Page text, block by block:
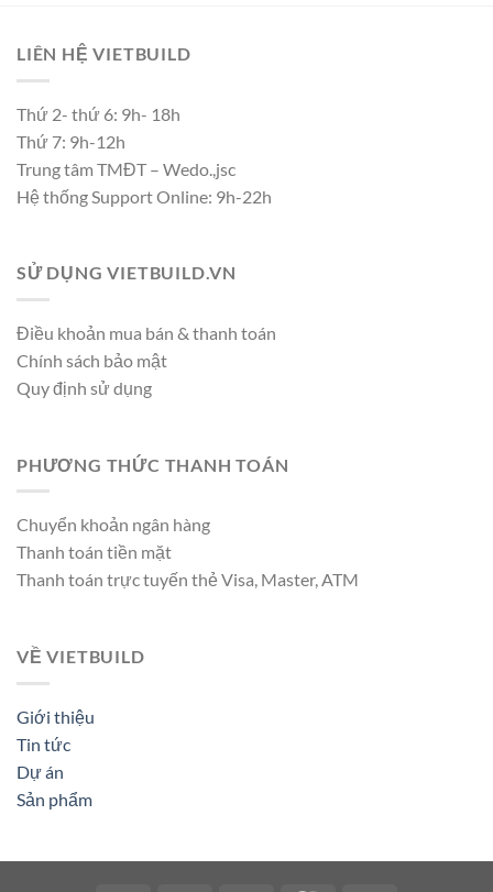
LIÊN HỆ VIETBUILD
Thứ 2- thứ 6: 9h- 18h
Thứ 7: 9h-12h
Trung tâm TMĐT – Wedo.,jsc
Hệ thống Support Online: 9h-22h
SỬ DỤNG VIETBUILD.VN
Điều khoản mua bán & thanh toán
Chính sách bảo mật
Quy định sử dụng
PHƯƠNG THỨC THANH TOÁN
Chuyển khoản ngân hàng
Thanh toán tiền mặt
Thanh toán trực tuyến thẻ Visa, Master, ATM
VỀ VIETBUILD
Giới thiệu
Tin tức
Dự án
Sản phẩm